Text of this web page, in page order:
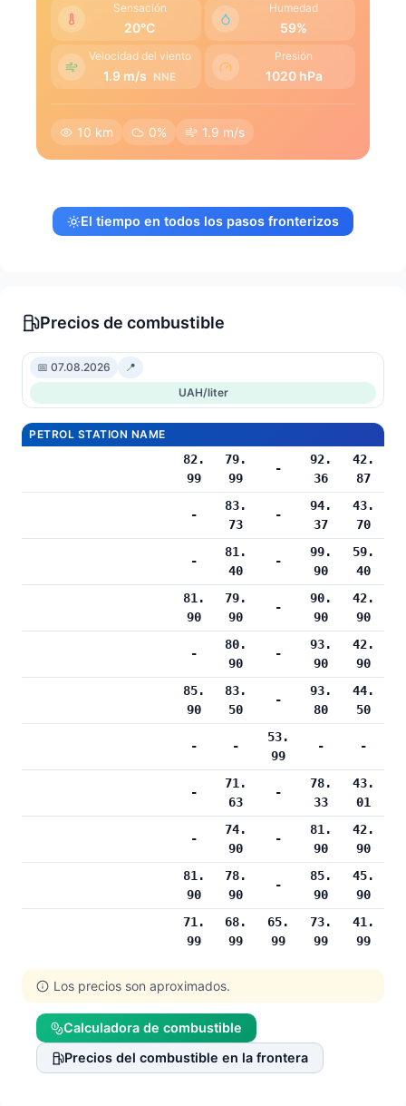
Sensación
20°C
Humedad
59%
Velocidad del viento
1.9 m/s NNE
Presión
1020 hPa
10 km 0% 1.9 m/s
El tiempo en todos los pasos fronterizos
Precios de combustible
📅 07.08.2026
📍
UAH/liter
PETROL STATION NAME
82.
99
79.
99
-
92.
36
42.
87
-
83.
73
-
94.
37
43.
70
-
81.
40
-
99.
90
59.
40
81.
90
79.
90
-
90.
90
42.
90
-
80.
90
-
93.
90
42.
90
85.
90
83.
50
-
93.
80
44.
50
- -
53.
99
- -
-
71.
63
-
78.
33
43.
01
-
74.
90
-
81.
90
42.
90
81.
90
78.
90
-
85.
90
45.
90
71.
99
68.
99
65.
99
73.
99
41.
99
Los precios son aproximados.
Calculadora de combustible
Precios del combustible en la frontera